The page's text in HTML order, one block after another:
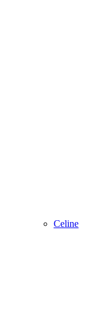
Celine